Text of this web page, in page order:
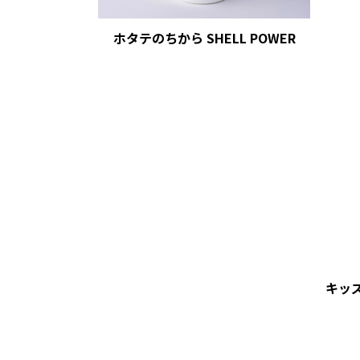
ホタテのちから SHELL POWER
キッ